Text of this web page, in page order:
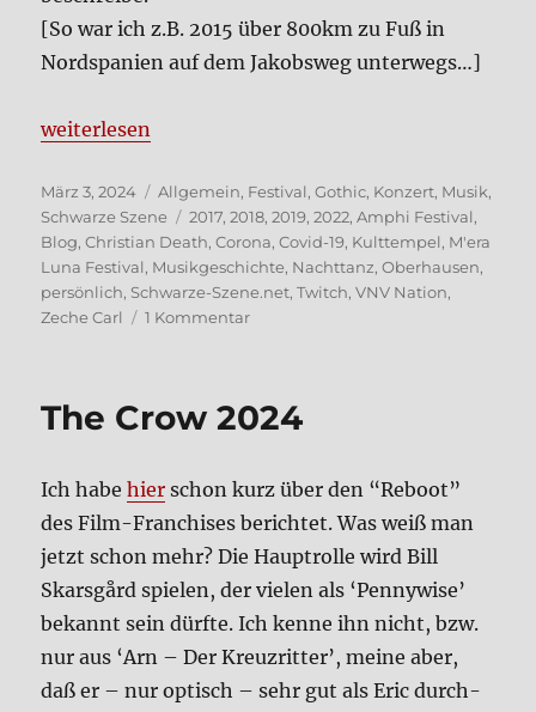
[So war ich z.B. 2015 über 800km zu Fuß in
Nord­spa­ni­en auf dem Jakobs­weg unter­wegs…]
„Per­sön­li­che Musik­ge­schich­te, Teil 5“
wei­ter­le­sen
Veröffentlicht
am
März 3, 2024 Kategorien
Allgemein, Festival,Gothic, Konzert, Musik,
Schwarze Szene
Schlagwörter
2017,2018,2019,2022,Amphi Festival,
Blog,Christian Death,Corona,Covid-19, Kulttempel, M'era
Luna Festival, Musikgeschichte, Nachttanz,Oberhausen,
persönlich, Schwarze-Szene.net,Twitch,VNV Nation,
Zeche Carl
1 Kommentarzu
che
schich­
te,
5
The Crow 2024
Ich habehier schon kurz über den “Reboot”
des Film-Fran­chises berich­tet. Was weiß man
jetzt schon mehr? Die Haupt­rol­le wird Bill
Skarsgård spie­len, der vie­len als ‘Pen­ny­wi­se’
bekannt sein dürf­te. Ich ken­ne ihn nicht, bzw.
nur aus ‘Arn – Der Kreuz­rit­ter’, mei­ne aber,
daß er – nur optisch – sehr gut als Eric durch­